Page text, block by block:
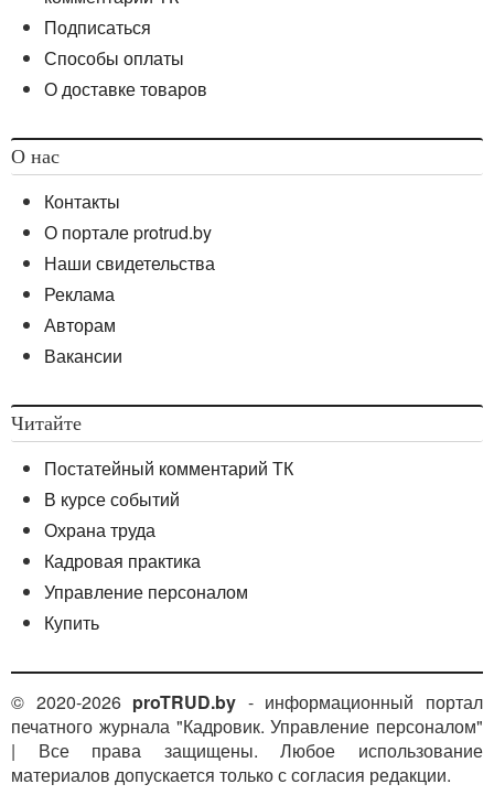
Подписаться
Способы оплаты
О доставке товаров
О нас
Контакты
О портале protrud.by
Наши свидетельства
Реклама
Авторам
Вакансии
Читайте
Постатейный комментарий ТК
В курсе событий
Охрана труда
Кадровая практика
Управление персоналом
Купить
© 2020-2026 proTRUD.by - информационный портал
печатного журнала "Кадровик. Управление персоналом"
| Все права защищены. Любое использование
материалов допускается только с согласия редакции.